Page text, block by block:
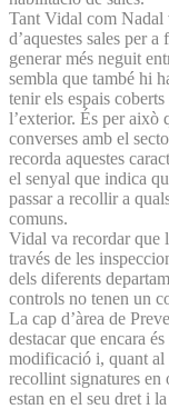
Tant Vidal com Nadal
d’aquestes sales per
generar més neguit
sembla que també hi
tenir els espais
l’exterior. És per això
converses amb el
recorda aquestes
el senyal que indica
passar a recollir a
comuns.
Vidal va recordar que
través de les
dels diferents
controls no tenen un
La cap d’àrea de
destacar que encara
modificació i, quant al
recollint signatures en
estan en el seu dret i